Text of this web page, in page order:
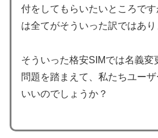
付をしてもらいたいところで
は全てがそういった訳ではあり
そういった格安SIMでは名義変
問題を踏まえて、私たちユー
いいのでしょうか？